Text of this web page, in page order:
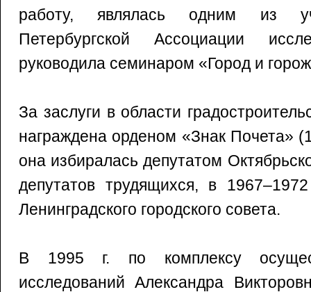
работу, являлась одним из
Петербургской Ассоциации
руководила семинаром «Город и
За заслуги в области
награждена орденом «Знак Почета»
она избиралась депутатом
депутатов трудящихся, в
Ленинградского городского совета.
В 1995 г. по комплексу
исследований Александра